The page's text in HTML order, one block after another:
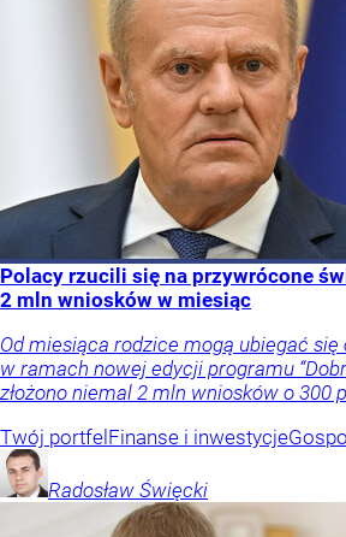
Polacy rzucili się na przywrócone
2 mln wniosków w miesiąc
Od miesiąca rodzice mogą ubiegać
w ramach nowej edycji programu
złożono niemal 2 mln wniosków o 300
Twój portfelFinanse i inwestycje
Radosław Święcki